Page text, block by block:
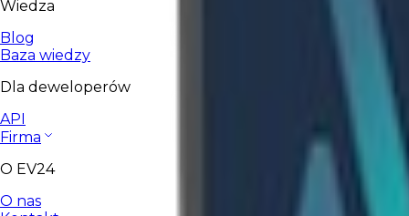
Wiedza
Blog
Baza wiedzy
Dla deweloperów
API
Firma
O EV24
O nas